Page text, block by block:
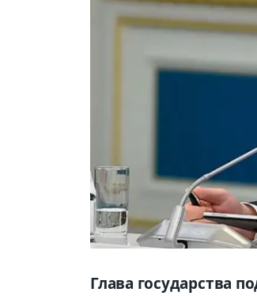
Глава государства